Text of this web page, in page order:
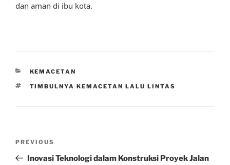
dan aman di ibu kota.
CATEGORIES
KEMACETAN
TAGS
TIMBULNYA KEMACETAN LALU LINTAS
Previous
Post
PREVIOUS
Inovasi Teknologi dalam Konstruksi Proyek Jalan